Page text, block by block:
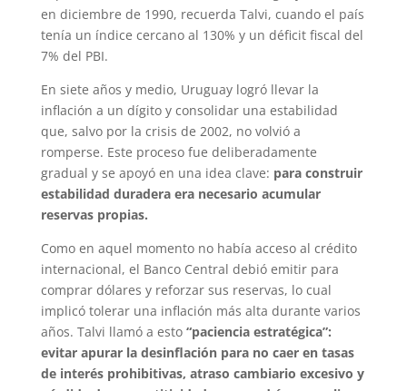
en diciembre de 1990, recuerda Talvi, cuando el país
tenía un índice cercano al 130% y un déficit fiscal del
7% del PBI.
En siete años y medio, Uruguay logró llevar la
inflación a un dígito y consolidar una estabilidad
que, salvo por la crisis de 2002, no volvió a
romperse. Este proceso fue deliberadamente
gradual y se apoyó en una idea clave: para construir
estabilidad duradera era necesario acumular
reservas propias.
Como en aquel momento no había acceso al crédito
internacional, el Banco Central debió emitir para
comprar dólares y reforzar sus reservas, lo cual
implicó tolerar una inflación más alta durante varios
años. Talvi llamó a esto “paciencia estratégica”:
evitar apurar la desinflación para no caer en tasas
de interés prohibitivas, atraso cambiario excesivo y